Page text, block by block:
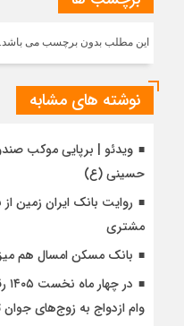
این مطلب بدون برچسب می باشد.
نوشته های مشابه
ویدئو | برپایی موکب
حسینی (ع)
روایت بانک ایران زمین
مشتری
بانک مسکن امسال هم
وام ازدواج به زوج‌های